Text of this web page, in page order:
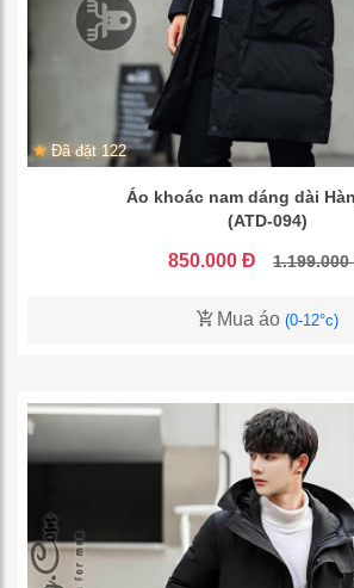
Đã đặt 122
Áo khoác nam dáng dài
(ATD-094)
850.000 Đ
Mua áo (0-12°c)